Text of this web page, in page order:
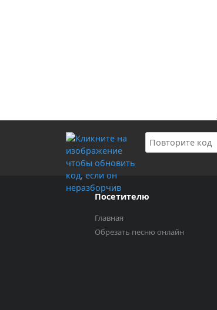
Посетителю
Главная
Обрезать песню онлайн